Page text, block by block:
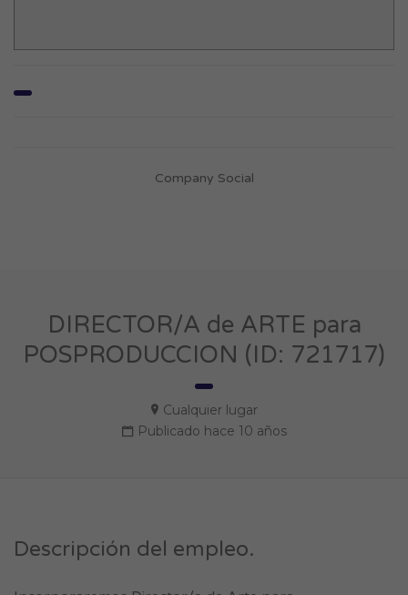
Company Social
DIRECTOR/A de ARTE para
POSPRODUCCION (ID: 721717)
Cualquier lugar
Publicado hace 10 años
Descripción del empleo.